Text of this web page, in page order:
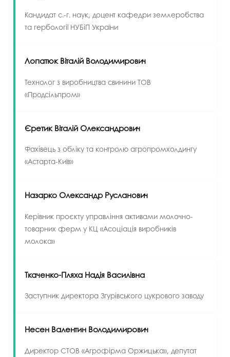
Кандидат с.-г. наук, доцент кафедри землеробства
та гербології НУБіП України
Лопатюк Віталій Володимирович
Технолог з виробництва свинини ТОВ
«Продсільпром»
Єретик Віталій Олександрович
Фахівець з обліку та контролю агропромхолдингу
«Астарта-Київ»
Назарко Олександр Русланович
Керівник проєкту управління активами молочно-
товарних ферм у КЦ «Асоціація виробників
молока»
Ткаченко-Пляха Надія Василівна
Заступник директора Згурівського цукрового заводу
Несен Валентин Володимирович
Директор СТОВ «Агрофірма Оржицька», депутат